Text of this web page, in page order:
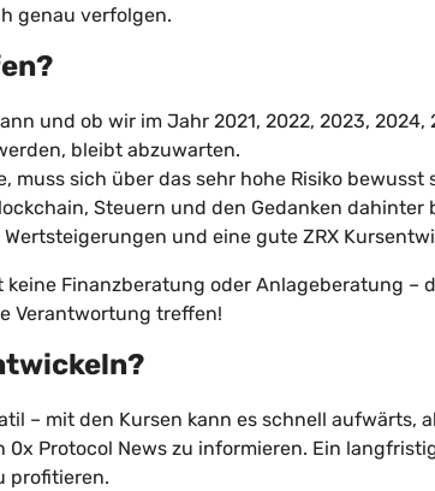
genau verfolgen.
und ob wir im Jahr 2021, 2022, 2023,
bleibt abzuwarten.
muss sich über das sehr hohe Risiko bewusst
Steuern und den Gedanken
und eine gute ZRX
keine Finanzberatung oder Anlageberatung –
Verantwortung treffen!
– mit den Kursen kann es schnell aufwärts,
0x Protocol News zu informieren. Ein
profitieren.